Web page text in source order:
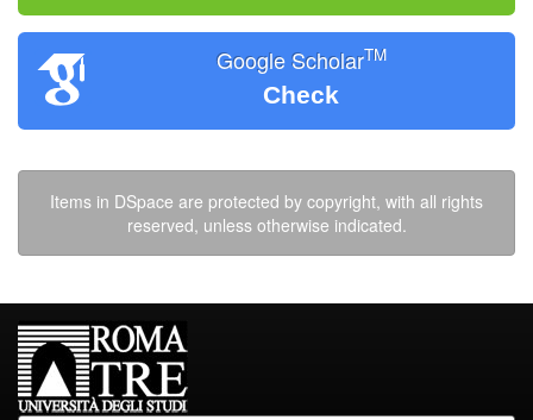
Google ScholarTM
Check
Items in DSpace are protected by copyright, with all rights
reserved, unless otherwise indicated.